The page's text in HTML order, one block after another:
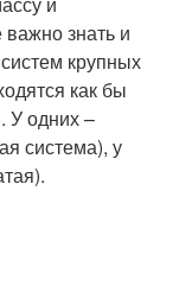
знать и
крупных
как бы
У одних –
система), у